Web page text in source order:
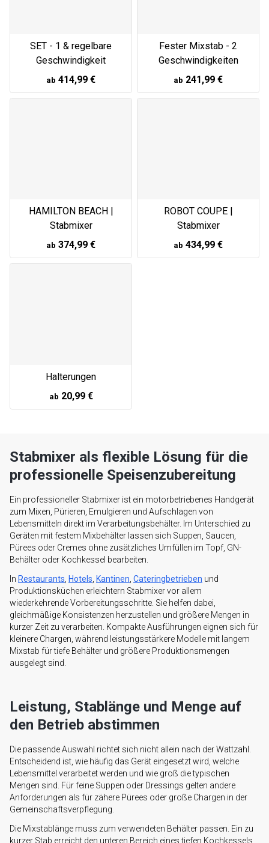
SET - 1 & regelbare
Geschwindigkeit
ab 414,99 €
Fester Mixstab - 2
Geschwindigkeiten
ab 241,99 €
HAMILTON BEACH |
Stabmixer
ab 374,99 €
ROBOT COUPE |
Stabmixer
ab 434,99 €
Halterungen
ab 20,99 €
Stabmixer als flexible Lösung für die
professionelle Speisenzubereitung
Ein professioneller Stabmixer ist ein motorbetriebenes Handgerät
zum Mixen, Pürieren, Emulgieren und Aufschlagen von
Lebensmitteln direkt im Verarbeitungsbehälter. Im Unterschied zu
Geräten mit festem Mixbehälter lassen sich Suppen, Saucen,
Pürees oder Cremes ohne zusätzliches Umfüllen im Topf, GN-
Behälter oder Kochkessel bearbeiten.
In Restaurants Hotels Kantinen Cateringbetrieben und
Produktionsküchen erleichtern Stabmixer vor allem
wiederkehrende Vorbereitungsschritte. Sie helfen dabei,
gleichmäßige Konsistenzen herzustellen und größere Mengen in
kurzer Zeit zu verarbeiten. Kompakte Ausführungen eignen sich für
kleinere Chargen, während leistungsstärkere Modelle mit langem
Mixstab für tiefe Behälter und größere Produktionsmengen
ausgelegt sind.
Leistung, Stablänge und Menge auf
den Betrieb abstimmen
Die passende Auswahl richtet sich nicht allein nach der Wattzahl.
Entscheidend ist, wie häufig das Gerät eingesetzt wird, welche
Lebensmittel verarbeitet werden und wie groß die typischen
Mengen sind. Für feine Suppen oder Dressings gelten andere
Anforderungen als für zähere Pürees oder große Chargen in der
Gemeinschaftsverpflegung.
Die Mixstablänge muss zum verwendeten Behälter passen. Ein zu
kurzer Stab erreicht den unteren Bereich eines tiefen Kochkessels